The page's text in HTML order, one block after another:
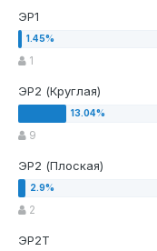
ЭP1
1
ЭР2 (Круглая)
9
ЭР2 (Плоская)
2
ЭР2Т